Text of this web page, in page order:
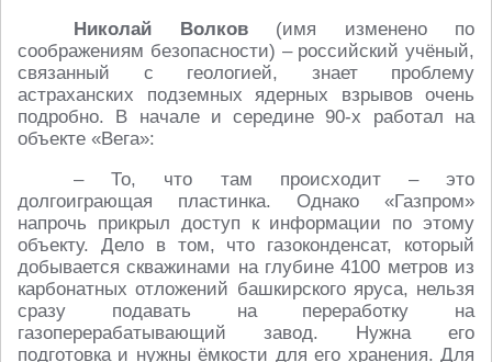
Николай Волков(имя изменено по
соображениям безопасности) – российский учёный,
связанный с геологией, знает проблему
астраханских подземных ядерных взрывов очень
подробно. В начале и середине 90-х работал на
объекте «Вега»:
– То, что там происходит – это
долгоиграющая пластинка. Однако «Газпром»
напрочь прикрыл доступ к информации по этому
объекту. Дело в том, что газоконденсат, который
добывается скважинами на глубине 4100 метров из
карбонатных отложений башкирского яруса, нельзя
сразу подавать на переработку на
газоперерабатывающий завод. Нужна его
подготовка и нужны ёмкости для его хранения. Для